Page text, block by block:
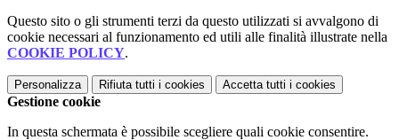
Questo sito o gli strumenti terzi da questo utilizzati si avvalgono di
cookie necessari al funzionamento ed utili alle finalità illustrate nella
COOKIE POLICY.
Personalizza Rifiuta tutti i cookies Accetta tutti i cookies
Gestione cookie
In questa schermata è possibile scegliere quali cookie consentire.